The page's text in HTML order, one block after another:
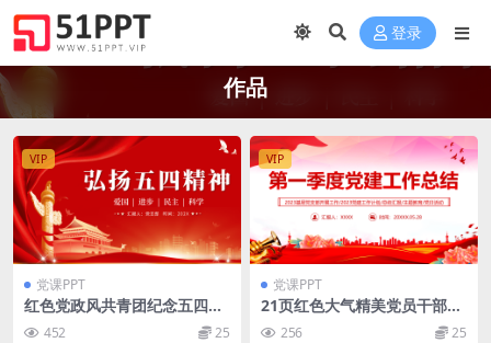
登录
作品
VIP
党课PPT
红色党政风共青团纪念五四运
动104周年课件PPT模板
452 25
VIP
党课PPT
21页红色大气精美党员干部党
建工作总结课件PPT模板下载
256 25